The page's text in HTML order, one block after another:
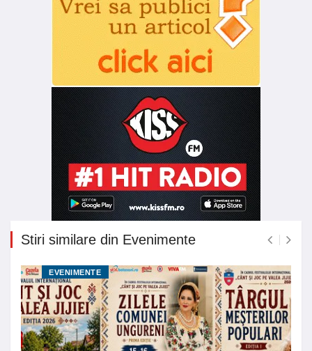
Stiri similare din Evenimente
EVENIMENTE